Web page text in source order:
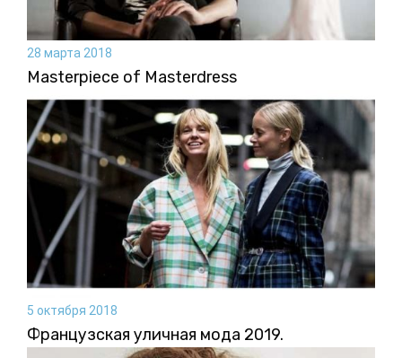
28 марта 2018
Masterpiece of Masterdress
5 октября 2018
Французская уличная мода 2019.